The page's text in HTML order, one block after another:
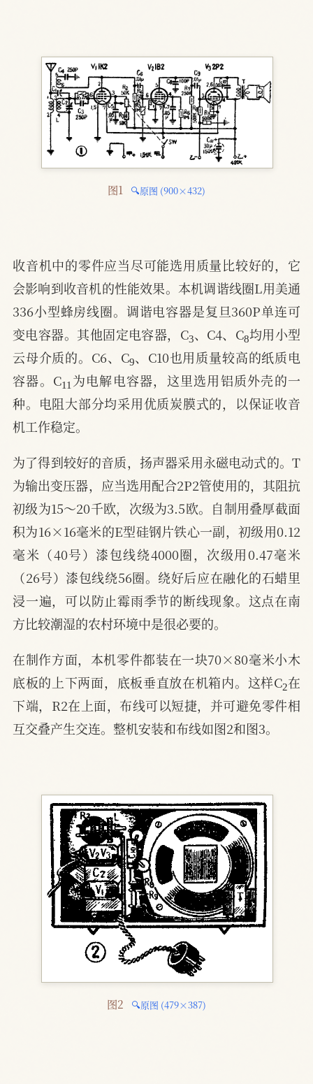
图1 🔍原图 (900×432)
收音机中的零件应当尽可能选用质量比较好的，它
会影响到收音机的性能效果。本机调谐线圈L用美通
336小型蜂房线圈。调谐电容器是复旦360P单连可
变电容器。其他固定电容器，C3、C4、C8均用小型
云母介质的。C6、C 9、C10也用质量较高的纸质电
容器。C11为电解电容器，这里选用铝质外壳的一
种。电阻大部分均采用优质炭膜式的，以保证收音
机工作稳定。
为了得到较好的音质，扬声器采用永磁电动式的。T
为输出变压器，应当选用配合2P2管使用的，其阻抗
初级为15～20千欧，次级为3.5欧。自制用叠厚截面
积为16×16毫米的E型硅钢片铁心一副，初级用0.12
毫米（40号）漆包线绕4000圈，次级用0.47毫米
（26号）漆包线绕56圈。绕好后应在融化的石蜡里
浸一遍，可以防止霉雨季节的断线现象。这点在南
方比较潮湿的农村环境中是很必要的。
在制作方面，本机零件都装在一块70×80毫米小木
底板的上下两面，底板垂直放在机箱内。这样C 2在
下端，R2在上面，布线可以短捷，并可避免零件相
互交叠产生交连。整机安装和布线如图2和图3。
图2 🔍原图 (479×387)